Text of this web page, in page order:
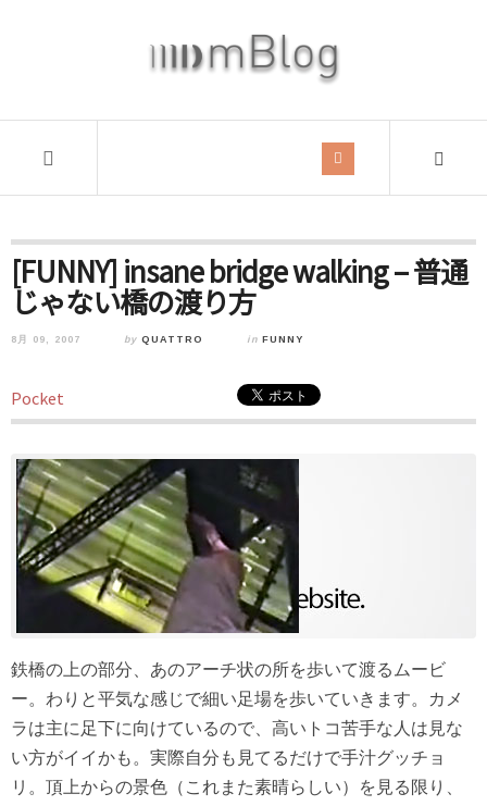
[FUNNY] insane bridge walking – 普通
じゃない橋の渡り方
8月 09, 2007 by QUATTRO in FUNNY
Pocket
鉄橋の上の部分、あのアーチ状の所を歩いて渡るムービ
ー。わりと平気な感じで細い足場を歩いていきます。カメ
ラは主に足下に向けているので、高いトコ苦手な人は見な
い方がイイかも。実際自分も見てるだけで手汁グッチョ
リ。頂上からの景色（これまた素晴らしい）を見る限り、